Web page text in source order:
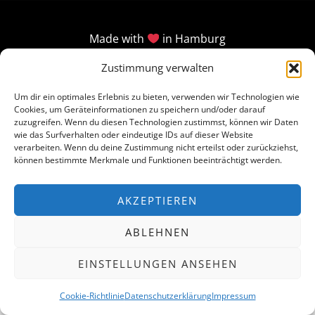
Zustimmung verwalten
Um dir ein optimales Erlebnis zu bieten, verwenden wir Technologien wie
Cookies, um Geräteinformationen zu speichern und/oder darauf
zuzugreifen. Wenn du diesen Technologien zustimmst, können wir Daten
wie das Surfverhalten oder eindeutige IDs auf dieser Website
verarbeiten. Wenn du deine Zustimmung nicht erteilst oder zurückziehst,
können bestimmte Merkmale und Funktionen beeinträchtigt werden.
AKZEPTIEREN
ABLEHNEN
EINSTELLUNGEN ANSEHEN
Cookie-RichtlinieDatenschutzerklärungImpressum
Made with in Hamburg